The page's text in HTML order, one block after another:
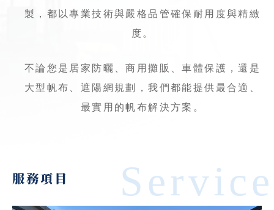
製，都以專業技術與嚴格品管確保耐用度與精緻
度。
不論您是居家防曬、商用攤販、車體保護，還是
大型帆布、遮陽網規劃，我們都能提供最合適、
最實用的帆布解決方案。
Service
服務項目